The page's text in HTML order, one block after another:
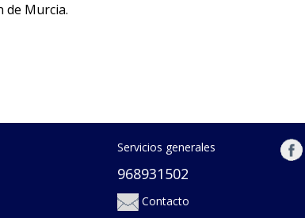
de Murcia.
Servicios generales
968931502
Contacto